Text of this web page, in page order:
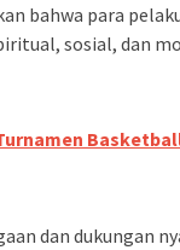
bahwa para
sosial, dan
Basketball
dan dukungan